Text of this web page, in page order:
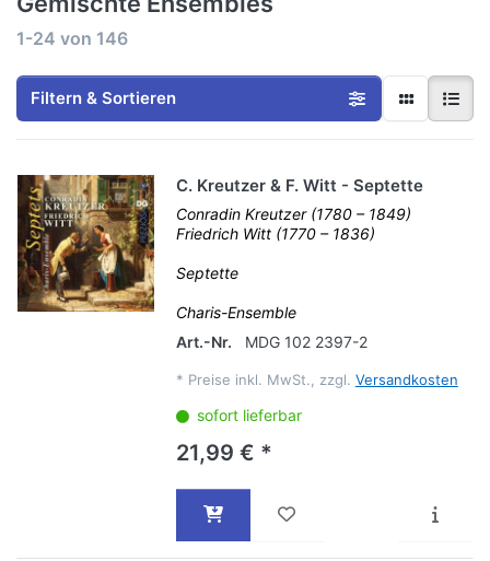
1-24 von 146
Filtern & Sortieren
C. Kreutzer & F. Witt - Septette
Conradin Kreutzer (1780 – 1849)
Friedrich Witt (1770 – 1836)
Septette
Charis-Ensemble
Art.-Nr.
MDG 102 2397-2
* Preise inkl. MwSt., zzgl. Versandkosten
sofort lieferbar
21,99 € *